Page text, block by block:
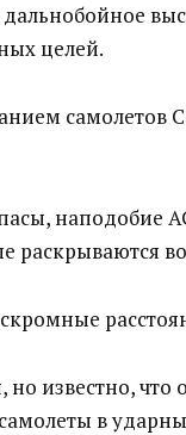
целей.
самолетов
наподобие
раскрываются
известно, что
в